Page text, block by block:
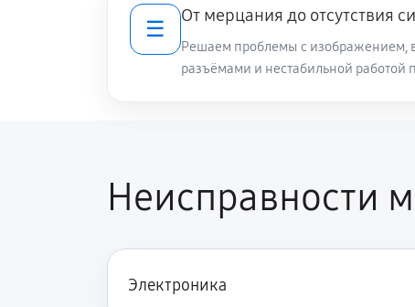
☰
От мерцания до отсутствия
Решаем проблемы с изображением,
разъёмами и нестабильной работой
Неисправности
Электроника